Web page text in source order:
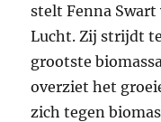
stelt Fenna Swart
Lucht. Zij strijdt
grootste
overziet het
zich tegen